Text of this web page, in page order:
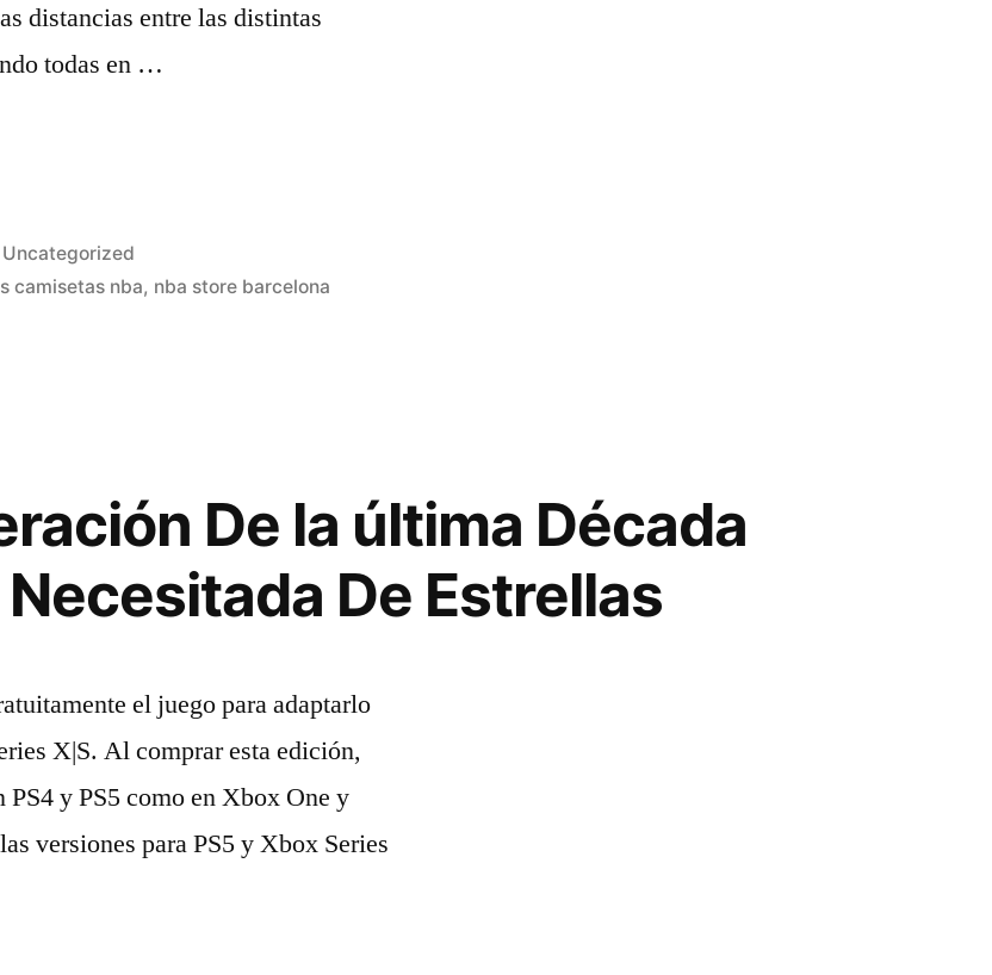
distancias entre las distintas
todas en …
Publicado
en
Uncategorized
camisetas nba, nba store barcelona
De la última Década
De Estrellas
el juego para adaptarlo
X|S. Al comprar esta edición,
y PS5 como en Xbox One y
versiones para PS5 y Xbox Series